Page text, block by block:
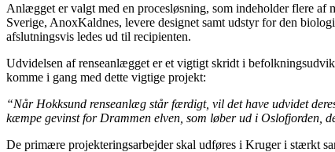
Anlægget er valgt med en procesløsning, som indeholder flere af
Sverige, AnoxKaldnes, levere designet samt udstyr for den
afslutningsvis ledes ud til recipienten.
Udvidelsen af renseanlægget er et vigtigt skridt i
komme i gang med dette vigtige projekt:
“Når Hokksund renseanlæg står færdigt, vil det have udvidet
kæmpe gevinst for Drammen elven, som løber ud i Oslofjorden,
De primære projekteringsarbejder skal udføres i Kruger i stærkt